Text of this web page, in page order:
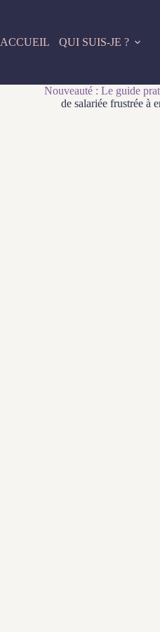
ACCUEIL QUI SUIS-JE ?
Nouveauté : Le guide
de salariée frustrée à